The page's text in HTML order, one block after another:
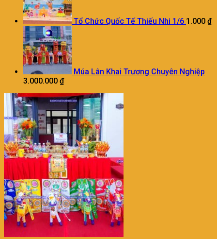
Tổ Chức Quốc Tế Thiếu Nhi 1/6 1.000 ₫
Múa Lân Khai Trương Chuyên Nghiệp
3.000.000 ₫